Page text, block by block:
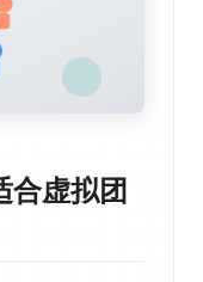
合虚拟团